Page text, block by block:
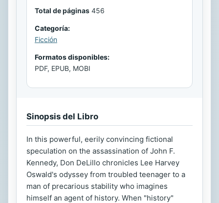
Total de páginas 456
Categoría:
Ficción
Formatos disponibles:
PDF, EPUB, MOBI
Sinopsis del Libro
In this powerful, eerily convincing fictional
speculation on the assassination of John F.
Kennedy, Don DeLillo chronicles Lee Harvey
Oswald's odyssey from troubled teenager to a
man of precarious stability who imagines
himself an agent of history. When "history"